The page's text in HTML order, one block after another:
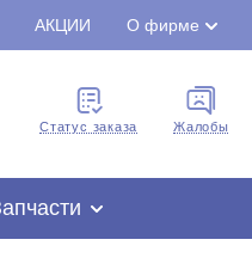
АКЦИИ О фирме
Cтатус заказа Жалобы